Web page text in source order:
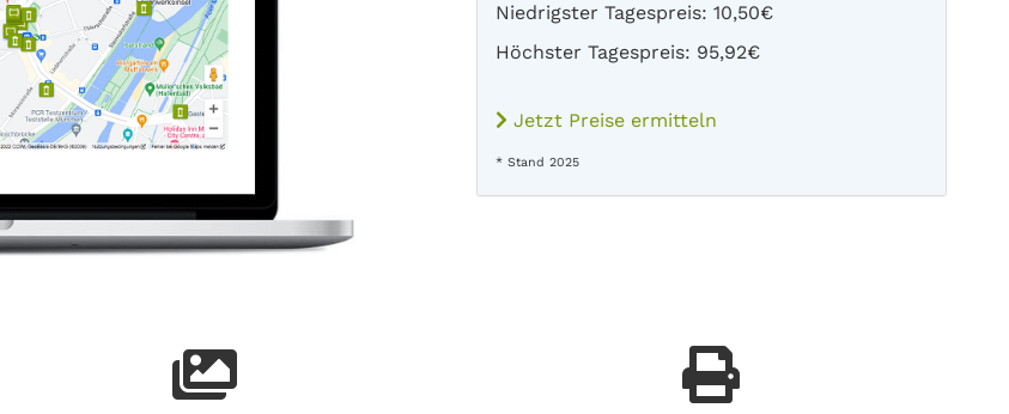
Niedrigster Tagespreis: 10,50€
Höchster Tagespreis: 95,92€
Jetzt Preise ermitteln
* Stand 2025